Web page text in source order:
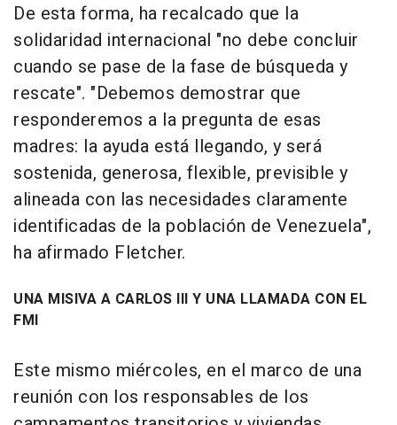
De esta forma, ha recalcado que la
solidaridad internacional "no debe concluir
cuando se pase de la fase de búsqueda y
rescate". "Debemos demostrar que
responderemos a la pregunta de esas
madres: la ayuda está llegando, y será
sostenida, generosa, flexible, previsible y
alineada con las necesidades claramente
identificadas de la población de Venezuela",
ha afirmado Fletcher.
UNA MISIVA A CARLOS III Y UNA LLAMADA CON EL
FMI
Este mismo miércoles, en el marco de una
reunión con los responsables de los